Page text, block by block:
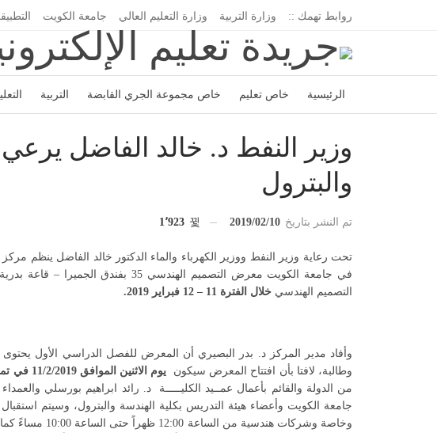
روابط تهمك :: وزارة التربية وزارة التعليم العالي جامعة الكويت
الرئيسية خاص تعليم خاص مجموعة الجري القابضة التربية
وزير النفط د. خالد الفاضل
والبترول
تم النشر بتاريخ 2019/02/10
تحت رعاية وزير النفط ووزير الكهرباء والماء الدكتور خالد الفاضل ينظم
في جامعة الكويت معرض التصميم الهندسي
التصميم الهندسي خلال الفترة 11 – 12 فبراير 2019.
وطالبة، لافتا بأن افتتاح المعرض سيكون يوم الاثنين الموافق 11/2/2019 في تمام الساعة 9:30 صباحاً
من الدولة والقائم بأعمال عمــيد الكليـــــة د. رائد ابراهيم بورسلي
جامعة الكويت وأعضاء هيئة التدريس بكلية الهندسة والبترول، وسيتم
وخاصة وشركات